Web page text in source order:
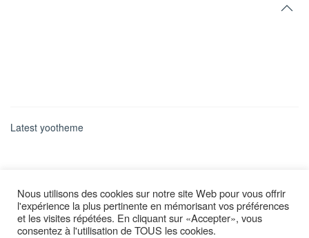
Latest yootheme
Nous utilisons des cookies sur notre site Web pour vous offrir
l'expérience la plus pertinente en mémorisant vos préférences
et les visites répétées. En cliquant sur «Accepter», vous
consentez à l'utilisation de TOUS les cookies.